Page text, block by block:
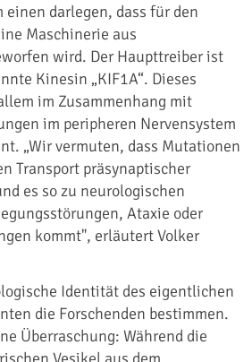
einen darlegen, dass für den
Maschinerie aus
wird. Der Haupttreiber ist
Kinesin „KIF1A“. Dieses
im Zusammenhang mit
im peripheren Nervensystem
„Wir vermuten, dass Mutationen
Transport präsynaptischer
es so zu neurologischen
Ataxie oder
kommt", erläutert Volker
Identität des eigentlichen
die Forschenden bestimmen.
Überraschung: Während die